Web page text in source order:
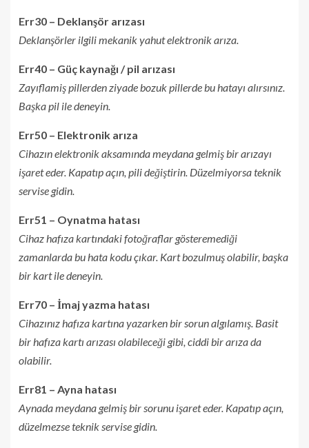
Err30 – Deklanşör arızası
Deklanşörler ilgili mekanik yahut elektronik arıza.
Err40 – Güç kaynağı / pil arızası
Zayıflamiş pillerden ziyade bozuk pillerde bu hatayı alırsınız.
Başka pil ile deneyin.
Err50 – Elektronik arıza
Cihazın elektronik aksamında meydana gelmiş bir arızayı
işaret eder. Kapatıp açın, pili değiştirin. Düzelmiyorsa teknik
servise gidin.
Err51 – Oynatma hatası
Cihaz hafıza kartındaki fotoğraflar gösteremediği
zamanlarda bu hata kodu çıkar. Kart bozulmuş olabilir, başka
bir kart ile deneyin.
Err70 – İmaj yazma hatası
Cihazınız hafıza kartına yazarken bir sorun algılamış. Basit
bir hafıza kartı arızası olabileceği gibi, ciddi bir arıza da
olabilir.
Err81 – Ayna hatası
Aynada meydana gelmiş bir sorunu işaret eder. Kapatıp açın,
düzelmezse teknik servise gidin.